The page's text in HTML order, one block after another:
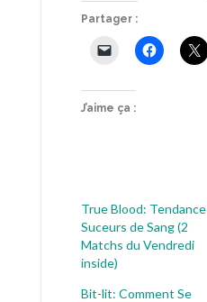
Partager :
J’aime ça :
True Blood: Tendance
Suceurs de Sang (2
Matchs du Vendredi
inside)
Bit-lit: Comment Se